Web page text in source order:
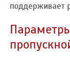
поддерживает